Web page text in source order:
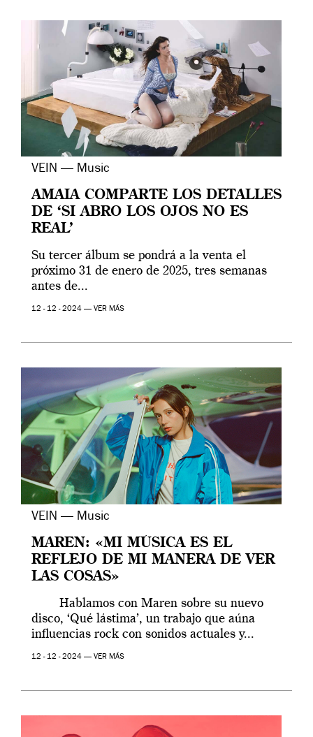
VEIN — Music
AMAIA COMPARTE LOS DETALLES
DE ‘SI ABRO LOS OJOS NO ES
REAL’
Su tercer álbum se pondrá a la venta el
próximo 31 de enero de 2025, tres semanas
antes de...
12 - 12 - 2024 — VER MÁS
VEIN — Music
MAREN: «MI MÚSICA ES EL
REFLEJO DE MI MANERA DE VER
LAS COSAS»
Hablamos con Maren sobre su nuevo
disco, ‘Qué lástima’, un trabajo que aúna
influencias rock con sonidos actuales y...
12 - 12 - 2024 — VER MÁS